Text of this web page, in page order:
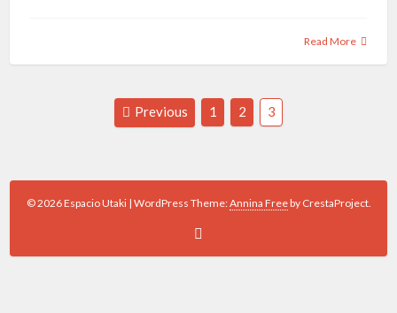
Read More
Previous Page
1 Page
2 Page
3
© 2026 Espacio Utaki | WordPress Theme:Annina Freeby CrestaProject.